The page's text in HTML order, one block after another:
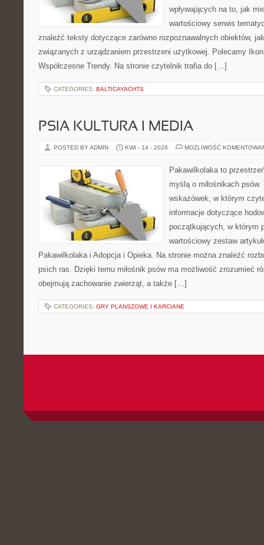
wpływających na to, jak
wartościowy serwis
znaleźć teksty dotyczące zarówno rozpoznawalnych obiektów,
związanych z urządzaniem przestrzeni użytkowej. Polecamy
Współczesne Trendy. Na stronie czytelnik trafia do […]
CATEGORIES: BALTICAYACHTS
PSIA KULTURA I MEDIA
POSTED BY ADMIN KWI - 14 - 2026 MOŻLIWOŚĆ
Pakawilkolaka to
myślą o miłośnikach
wskazówek, w którym
informacje dotyczące
początkujących, w którym
wartościowy zestaw
Pakawilkolaka i Adopcja i Opieka. Na stronie można znaleźć
psich ras. Dzięki temu miłośnik psów ma możliwość zrozumieć
obejmują zachowanie zwierząt, a także […]
CATEGORIES: GRY PLANSZOWE I KARCIANE